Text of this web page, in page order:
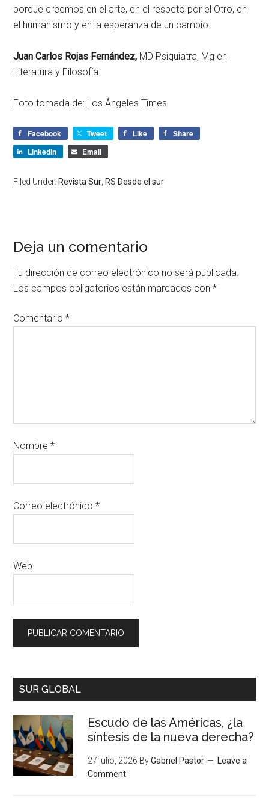
porque creemos en el arte, en el respeto por el Otro, en
el humanismo y en la esperanza de un cambio.
Juan Carlos Rojas Fernández, MD Psiquiatra, Mg en
Literatura y Filosofía.
Foto tomada de: Los Ángeles Times
Facebook Tweet Like
Share
LinkedIn
Email
Filed Under: Revista Sur RS Desde el sur
Deja un comentario
Tu dirección de correo electrónico no será publicada.
Los campos obligatorios están marcados con*
Comentario*
Nombre*
Correo electrónico*
Web
SUR GLOBAL
Escudo de las Américas, ¿la
síntesis de la nueva derecha?
27 julio, 2026 ByGabriel Pastor
Leave a
Comment